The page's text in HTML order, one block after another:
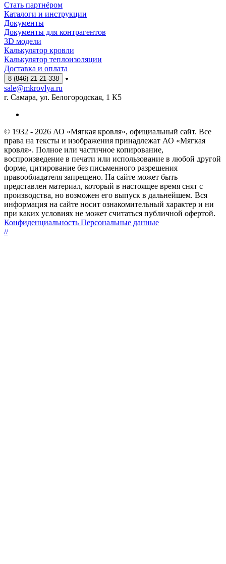
Стать партнёром
Каталоги и инструкции
Документы
Документы для контрагентов
3D модели
Калькулятор кровли
Калькулятор теплоизоляции
Доставка и оплата
8 (846) 21-21-338
sale@mkrovlya.ru
г. Самара, ул. Белогородская, 1 К5
© 1932 - 2026 АО «Мягкая кровля», официальный сайт. Все
права на тексты и изображения принадлежат АО «Мягкая
кровля». Полное или частичное копирование,
воспроизведение в печати или использование в любой другой
форме, цитирование без письменного разрешения
правообладателя запрещено. На сайте может быть
представлен материал, который в настоящее время снят с
производства, но возможен его выпуск в дальнейшем. Вся
информация на сайте носит ознакомительный характер и ни
при каких условиях не может считаться публичной офертой.
Конфиденциальность Персональные данные
//